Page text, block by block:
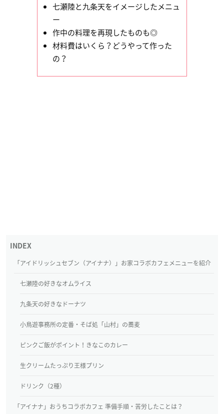
七瀬陸と九条天をイメージしたメニュ
ー
作中の料理を再現したものも◎
材料費はいくら？どうやって作った
の？
「アイドリッシュセブン（アイナナ）」お家コラボカフェメニューを紹介
七瀬陸の好きなオムライス
九条天の好きなドーナツ
小鳥遊事務所の定番・そば処「山村」の蕎麦
ピンクご飯がポイント！きなこのカレー
生クリームたっぷり王様プリン
ドリンク（2種）
「アイナナ」おうちコラボカフェ 準備手順・苦労したことは？